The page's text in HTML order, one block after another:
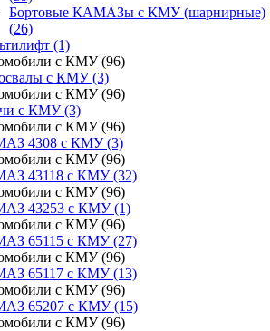
Бортовые КАМАЗы с КМУ (шарнирные)
(26)
(1)
с КМУ (96)
с КМУ (3)
с КМУ (96)
с КМУ (3)
с КМУ (96)
4308 c КМУ (3)
с КМУ (96)
43118 с КМУ (32)
с КМУ (96)
43253 с КМУ (1)
с КМУ (96)
65115 с КМУ (27)
с КМУ (96)
65117 с КМУ (13)
с КМУ (96)
65207 с КМУ (15)
с КМУ (96)